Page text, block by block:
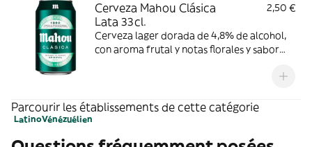
Cerveza Mahou Clásica
Lata 33cl.
2,50 €
Cerveza lager dorada de 4,8% de alcohol,
con aroma frutal y notas florales y sabor
Parcourir les établissements de cette catégorie
LatinoVénézuélien